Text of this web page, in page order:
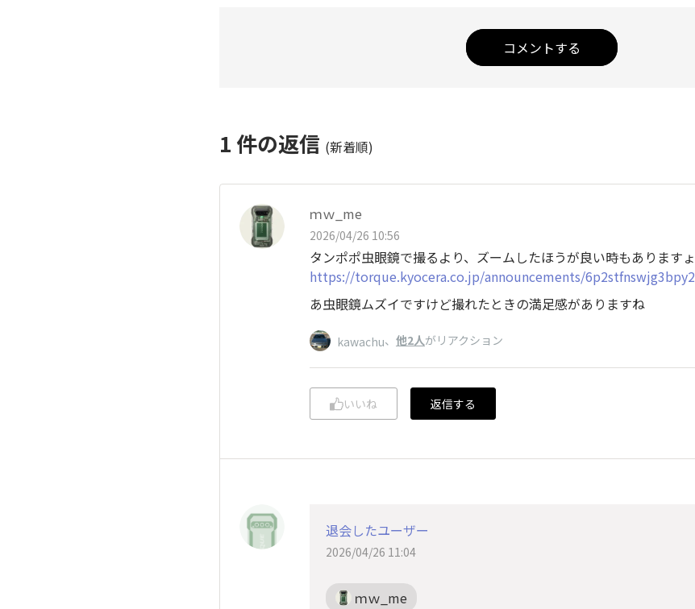
コメントする
1 件の返信 (新着順)
ｍｗ_me
2026/04/26 10:56
タンポポ虫眼鏡で撮るより、ズームしたほうが良い時もありますょ
https://torque.kyocera.co.jp/announcements/6p2stfnswjg3bpy2
あ虫眼鏡ムズイですけど撮れたときの満足感がありますね
kawachu、 他2人がリアクション
いいね 返信する
退会したユーザー
2026/04/26 11:04
ｍｗ_me